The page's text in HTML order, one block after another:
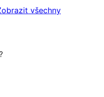
všechny